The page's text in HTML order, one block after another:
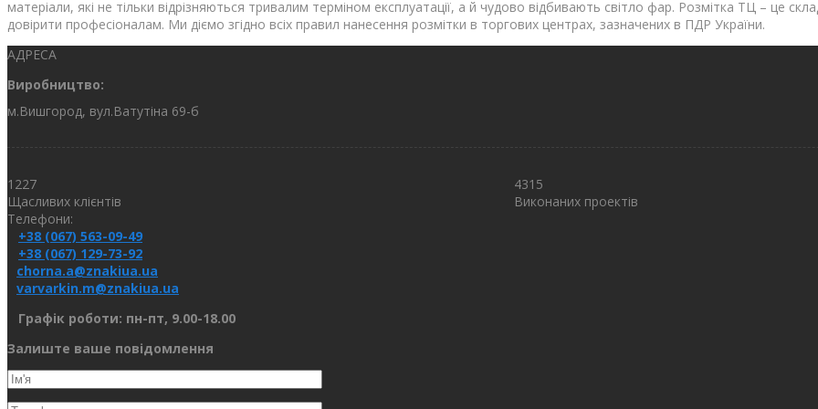
матеріали, які не тільки відрізняються тривалим терміном експлуатації, а й чудово відбивають світло фар. Розмітка ТЦ – це
довірити професіоналам. Ми діємо згідно всіх правил нанесення розмітки в торгових центрах, зазначених в ПДР України.
АДРЕСА
Виробництво:
м.Вишгород, вул.Ватутіна 69-б
1227
Щасливих клієнтів
4315
Виконаних проектів
Телефони:
+38 (067) 563-09-49
+38 (067) 129-73-92
chorna.a@znakiua.ua
varvarkin.m@znakiua.ua
Графік роботи: пн-пт, 9.00-18.00
Залиште ваше повідомлення